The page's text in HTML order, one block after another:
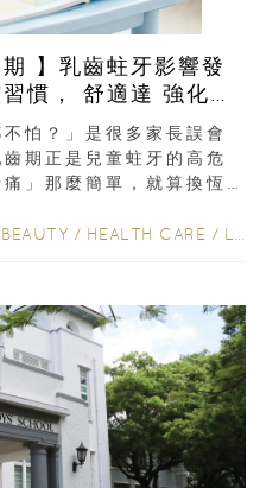
】乳齒蛀牙影響發
強化琺
怕？」是很多家長誤會
期正是兒童蛀牙的高危
」那麼簡單，就算換恆
/ HEALTH CARE / LIFESTYLE